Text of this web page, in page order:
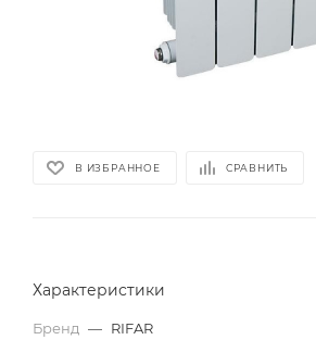
В ИЗБРАННОЕ СРАВНИТЬ
Характеристики
Бренд — RIFAR